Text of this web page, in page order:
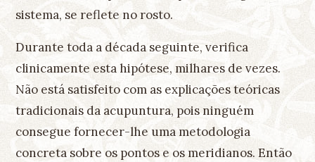
sistema, se reflete no rosto.
Durante toda a década seguinte, verifica
clinicamente esta hipótese, milhares de vezes.
Não está satisfeito com as explicações teóricas
tradicionais da acupuntura, pois ninguém
consegue fornecer-lhe uma metodologia
concreta sobre os pontos e os meridianos. Então